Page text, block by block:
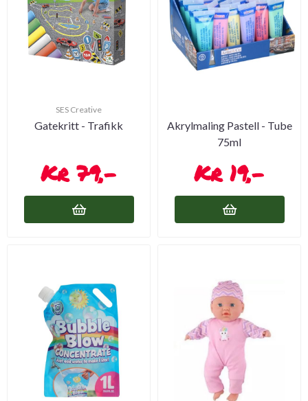
SES Creative
Gatekritt - Trafikk
79,-
Akrylmaling Pastell - Tube
75ml
19,-